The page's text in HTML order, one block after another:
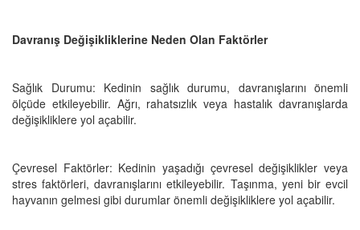
Davranış Değişikliklerine Neden Olan Faktörler
Sağlık Durumu: Kedinin sağlık durumu, davranışlarını önemli
ölçüde etkileyebilir. Ağrı, rahatsızlık veya hastalık davranışlarda
değişikliklere yol açabilir.
Çevresel Faktörler: Kedinin yaşadığı çevresel değişiklikler veya
stres faktörleri, davranışlarını etkileyebilir. Taşınma, yeni bir evcil
hayvanın gelmesi gibi durumlar önemli değişikliklere yol açabilir.